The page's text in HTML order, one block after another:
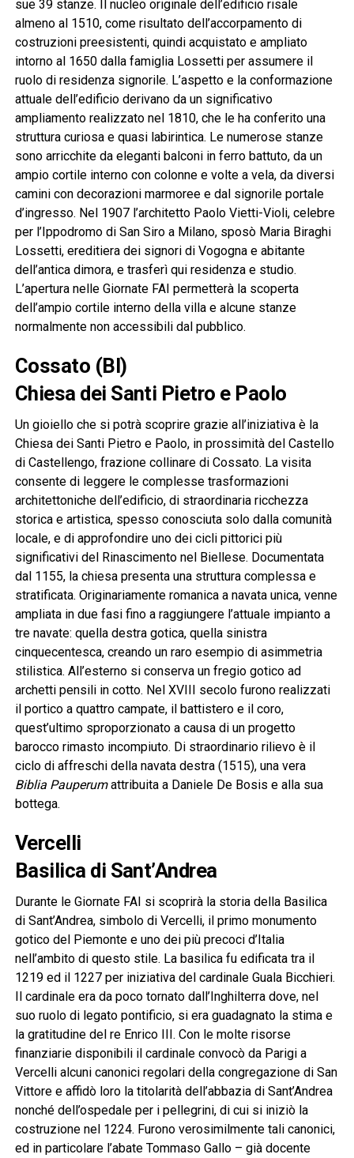
sue 39 stanze. Il nucleo originale dell’edificio risale
almeno al 1510, come risultato dell’accorpamento di
costruzioni preesistenti, quindi acquistato e ampliato
intorno al 1650 dalla famiglia Lossetti per assumere il
ruolo di residenza signorile. L’aspetto e la conformazione
attuale dell’edificio derivano da un significativo
ampliamento realizzato nel 1810, che le ha conferito una
struttura curiosa e quasi labirintica. Le numerose stanze
sono arricchite da eleganti balconi in ferro battuto, da un
ampio cortile interno con colonne e volte a vela, da diversi
camini con decorazioni marmoree e dal signorile portale
d’ingresso. Nel 1907 l’architetto Paolo Vietti-Violi, celebre
per l’Ippodromo di San Siro a Milano, sposò Maria Biraghi
Lossetti, ereditiera dei signori di Vogogna e abitante
dell’antica dimora, e trasferì qui residenza e studio.
L’apertura nelle Giornate FAI permetterà la scoperta
dell’ampio cortile interno della villa e alcune stanze
normalmente non accessibili dal pubblico.
Cossato (BI)
Chiesa dei Santi Pietro e Paolo
Un gioiello che si potrà scoprire grazie all’iniziativa è la
Chiesa dei Santi Pietro e Paolo, in prossimità del Castello
di Castellengo, frazione collinare di Cossato. La visita
consente di leggere le complesse trasformazioni
architettoniche dell’edificio, di straordinaria ricchezza
storica e artistica, spesso conosciuta solo dalla comunità
locale, e di approfondire uno dei cicli pittorici più
significativi del Rinascimento nel Biellese. Documentata
dal 1155, la chiesa presenta una struttura complessa e
stratificata. Originariamente romanica a navata unica, venne
ampliata in due fasi fino a raggiungere l’attuale impianto a
tre navate: quella destra gotica, quella sinistra
cinquecentesca, creando un raro esempio di asimmetria
stilistica. All’esterno si conserva un fregio gotico ad
archetti pensili in cotto. Nel XVIII secolo furono realizzati
il portico a quattro campate, il battistero e il coro,
quest’ultimo sproporzionato a causa di un progetto
barocco rimasto incompiuto. Di straordinario rilievo è il
ciclo di affreschi della navata destra (1515), una vera
Biblia Pauperumattribuita a Daniele De Bosis e alla sua
bottega.
Vercelli
Basilica di Sant’Andrea
Durante le Giornate FAI si scoprirà la storia della Basilica
di Sant’Andrea, simbolo di Vercelli, il primo monumento
gotico del Piemonte e uno dei più precoci d’Italia
nell’ambito di questo stile. La basilica fu edificata tra il
1219 ed il 1227 per iniziativa del cardinale Guala Bicchieri.
Il cardinale era da poco tornato dall’Inghilterra dove, nel
suo ruolo di legato pontificio, si era guadagnato la stima e
la gratitudine del re Enrico III. Con le molte risorse
finanziarie disponibili il cardinale convocò da Parigi a
Vercelli alcuni canonici regolari della congregazione di San
Vittore e affidò loro la titolarità dell’abbazia di Sant’Andrea
nonché dell’ospedale per i pellegrini, di cui si iniziò la
costruzione nel 1224. Furono verosimilmente tali canonici,
ed in particolare l’abate Tommaso Gallo – già docente